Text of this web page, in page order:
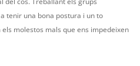
tenir una bona postura i un to
molestos mals que ens impedeixen